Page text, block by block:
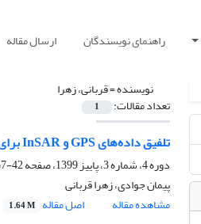
راهنمای نویسندگان ارسال مقاله
نویسنده =قربانی، زهرا
تعداد مقالات: 1
تلفیق داده‌های GPS و InSAR برای بهبود دقت نظارت بر جابجایی سدها (منطقه مورد مطالعه: سد گیوی - ایران)
دوره 4، شماره 3، پاییز 1399، صفحه
42-57
پیمان جوادی، زهرا قربانی
مشاهده مقاله
اصل مقاله 1.64 M